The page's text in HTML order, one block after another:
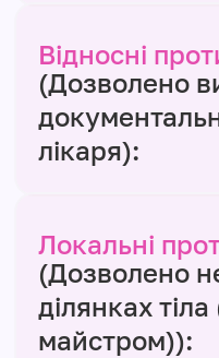
Відносні
(Дозволено
лікаря):
Локальні
(Дозволено
ділянках
майстром)):